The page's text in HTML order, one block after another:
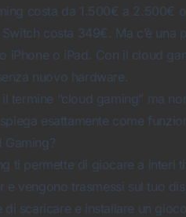
costa da 1.500€ a 2.500€
costa 349€. Ma c’è
iPhone o iPad. Con il cloud
nuovo hardware.
termine “cloud gaming” ma
esattamente come
Gaming?
ti permette di giocare a interi
e vengono trasmessi sul tuo
di scaricare e installare un